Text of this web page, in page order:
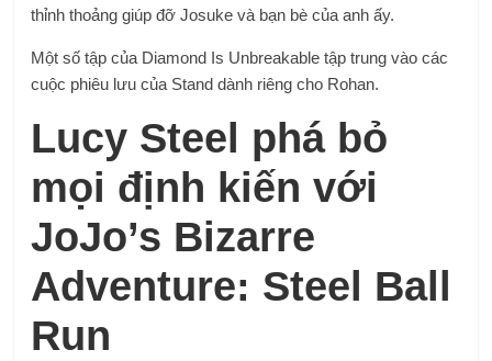
thỉnh thoảng giúp đỡ Josuke và bạn bè của anh ấy.
Một số tập của Diamond Is Unbreakable tập trung vào các
cuộc phiêu lưu của Stand dành riêng cho Rohan.
Lucy Steel phá bỏ
mọi định kiến ​​với
JoJo’s Bizarre
Adventure: Steel Ball
Run